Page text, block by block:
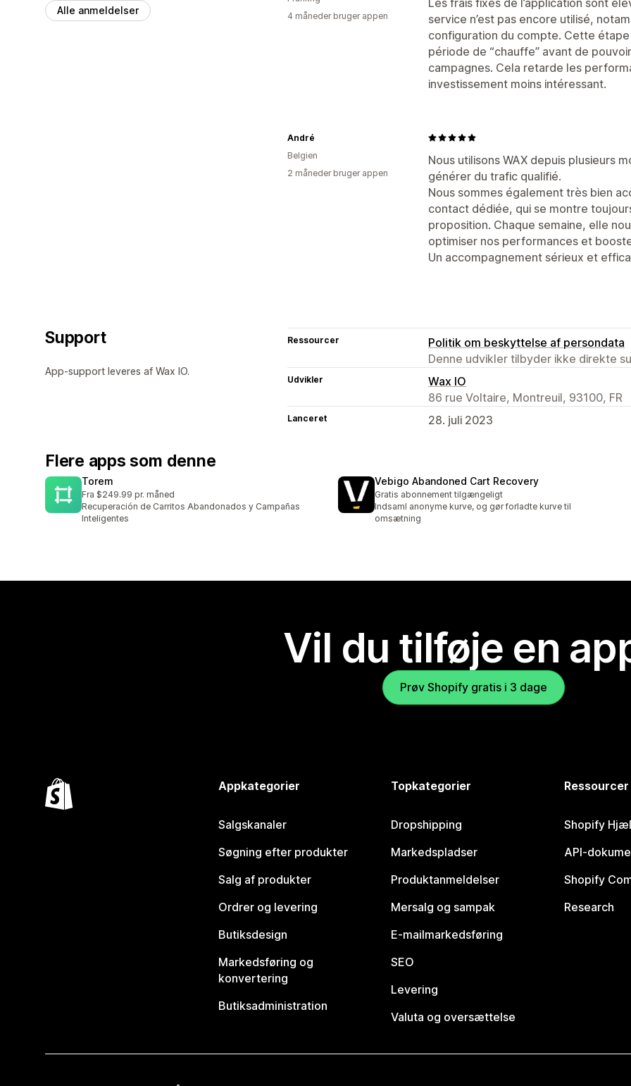
Alle anmeldelser
service n’est pas encore utilisé,
configuration du compte. Cette
période de “chauffe” avant de
campagnes. Cela retarde les
investissement moins intéressant.
4 måneder bruger appen
Nous utilisons WAX depuis plusieurs
générer du trafic qualifié.
Nous sommes également très bien
contact dédiée, qui se montre
proposition. Chaque semaine, elle
optimiser nos performances et
Un accompagnement sérieux et
André
Belgien
2 måneder bruger appen
Support
App-support leveres af Wax IO.
Ressourcer
Politik om beskyttelse af persondata
Denne udvikler tilbyder ikke direkte
Udvikler
Wax IO
86 rue Voltaire, Montreuil, 93100, FR
Lanceret 28. juli 2023
Flere apps som denne
Torem
Fra $249.99 pr. måned
Recuperación de Carritos Abandonados y Campañas
Inteligentes
Vebigo Abandoned Cart Recovery
Gratis abonnement tilgængeligt
Indsaml anonyme kurve, og gør forladte kurve til
omsætning
Vil du tilføje en
Prøv Shopify gratis i 3 dage
Appkategorier
Salgskanaler
Søgning efter produkter
Salg af produkter
Ordrer og levering
Butiksdesign
Markedsføring og
konvertering
Butiksadministration
Topkategorier
Dropshipping
Markedspladser
Produktanmeldelser
Mersalg og sampak
E-mailmarkedsføring
SEO
Levering
Valuta og oversættelse
Ressourcer
Shopify
API-
Shopify
Research